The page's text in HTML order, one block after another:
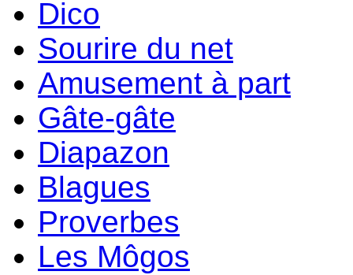
Dico
Sourire du net
Amusement à part
Gâte-gâte
Diapazon
Blagues
Proverbes
Les Môgos